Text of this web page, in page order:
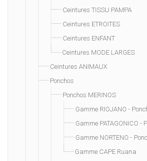
Ceintures TISSU PAMPA
Ceintures ETROITES
Ceintures ENFANT
Ceintures MODE LARGES
Ceintures ANIMAUX
Ponchos
Ponchos MERINOS
Gamme RIOJANO -
Gamme PATAGONICO -
Gamme NORTENO -
Gamme CAPE Ruana